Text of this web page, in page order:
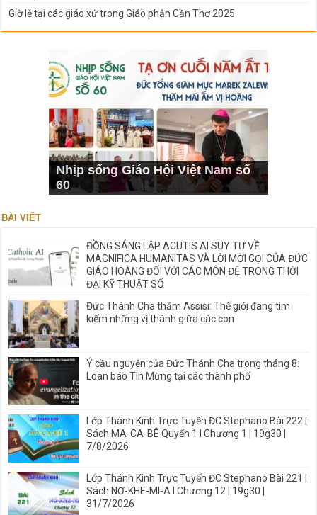
Giờ lễ tại các giáo xứ trong Giáo phận Cần Thơ 2025
Nhịp sống Giáo Hội Việt Nam số
60
BÀI VIẾT
ĐỒNG SÁNG LẬP ACUTIS AI SUY TƯ VỀ
MAGNIFICA HUMANITAS VÀ LỜI MỜI GỌI CỦA ĐỨC
GIÁO HOÀNG ĐỐI VỚI CÁC MÔN ĐỆ TRONG THỜI
ĐẠI KỸ THUẬT SỐ
Đức Thánh Cha thăm Assisi: Thế giới đang tìm
kiếm những vị thánh giữa các con
Ý cầu nguyện của Đức Thánh Cha trong tháng 8:
Loan báo Tin Mừng tại các thành phố
Lớp Thánh Kinh Trực Tuyến ĐC Stephano Bài 222 |
Sách MA-CA-BÊ Quyển 1 I Chương 1 | 19g30 |
7/8/2026
Lớp Thánh Kinh Trực Tuyến ĐC Stephano Bài 221 |
Sách NƠ-KHE-MI-A I Chương 12 | 19g30 |
31/7/2026